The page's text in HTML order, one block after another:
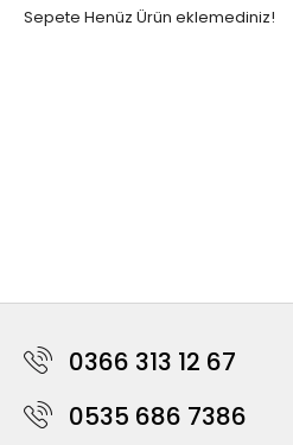
Sepete Henüz Ürün eklemediniz!
0366 313 12 67
0535 686 7386